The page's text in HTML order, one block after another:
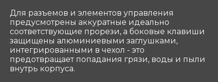
Для разъемов и элементов управления
предусмотрены аккуратные идеально
соответствующие прорези, а боковые клавиши
защищены алюминиевыми заглушками,
интегрированными в чехол - это
предотвращает попадания грязи, воды и пыли
внутрь корпуса.